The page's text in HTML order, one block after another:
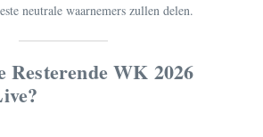
neutrale waarnemers zullen delen.
Resterende WK 2026